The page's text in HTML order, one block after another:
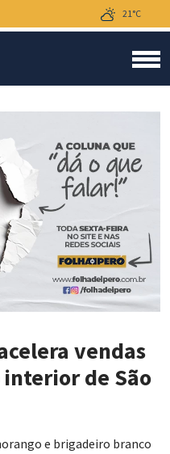
21°C
vendas
de São
e brigadeiro branco